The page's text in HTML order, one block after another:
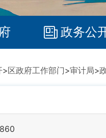
政务公
>区政府工作部门>审计局>